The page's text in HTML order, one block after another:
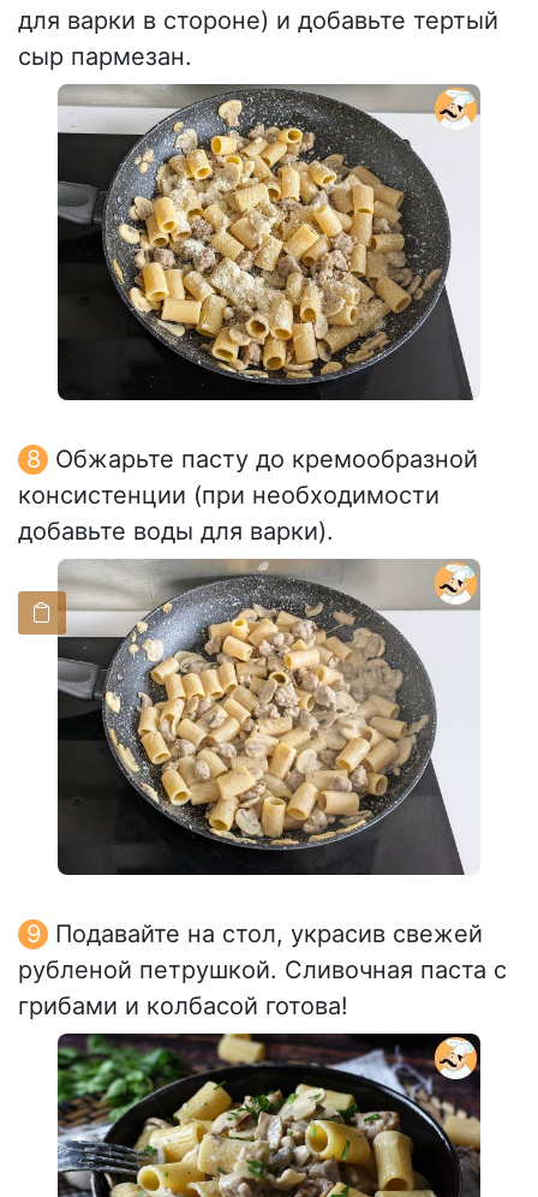
для варки в стороне) и добавьте тертый
сыр пармезан.
Обжарьте пасту до кремообразной
консистенции (при необходимости
добавьте воды для варки).
Подавайте на стол, украсив свежей
рубленой петрушкой. Сливочная паста с
грибами и колбасой готова!